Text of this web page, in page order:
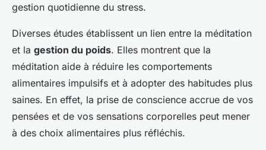
gestion quotidienne du stress.
Diverses études établissent un lien entre la méditation
et la gestion du poids. Elles montrent que la
méditation aide à réduire les comportements
alimentaires impulsifs et à adopter des habitudes plus
saines. En effet, la prise de conscience accrue de vos
pensées et de vos sensations corporelles peut mener
à des choix alimentaires plus réfléchis.